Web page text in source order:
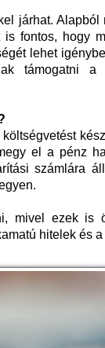
járhat.
fontos, hogy
lehet
támogatni a
el a pénz
számlára
mivel ezek is
hitelek és